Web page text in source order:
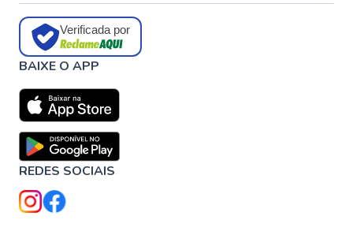
Verificada por
BAIXE O APP
REDES SOCIAIS